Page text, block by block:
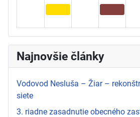
Najnovšie články
Vodovod Nesluša – Žiar –
siete
3. riadne zasadnutie obecného